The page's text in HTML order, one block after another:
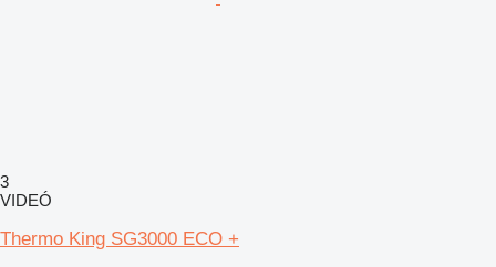
3
VIDEÓ
Thermo King SG3000 ECO +